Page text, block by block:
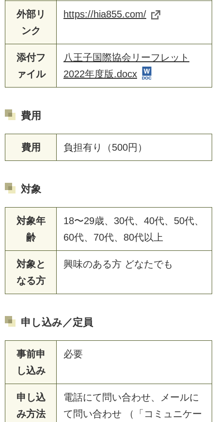
外部リ
ンク
https://hia855.com/
添付フ
ァイル
八王子国際協会リーフレット
2022年度版.docx
費用
費用 負担有り（500円）
対象
対象年
齢
18〜29歳、30代、40代、50代、
60代、70代、80代以上
対象と
なる方
興味のある方 どなたでも
申し込み／定員
事前申
し込み
必要
申し込
み方法
電話にて問い合わせ、メールに
て問い合わせ （「コミュニケー